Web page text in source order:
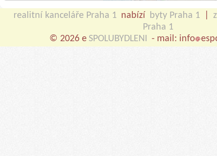
realitní kanceláře Praha 1 nabízí byty Praha 1
Praha 1
© 2026 e SPOLUBYDLENI - mail: info